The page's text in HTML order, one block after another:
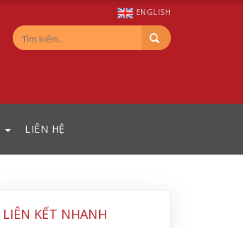
ENGLISH
LIÊN HỆ
LIÊN KẾT NHANH